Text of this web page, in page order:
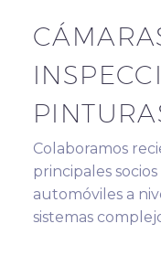
Colaboramos
principales
automóviles a
sistemas